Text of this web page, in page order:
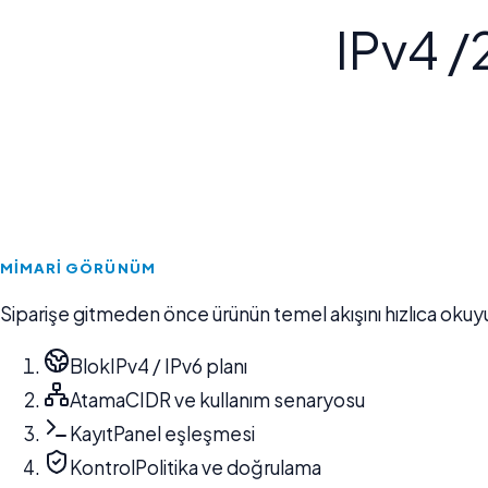
IPv4 /
MIMARI GÖRÜNÜM
Siparişe gitmeden önce ürünün temel akışını hızlıca
BlokIPv4 / IPv6 planı
AtamaCIDR ve kullanım senaryosu
KayıtPanel eşleşmesi
KontrolPolitika ve doğrulama